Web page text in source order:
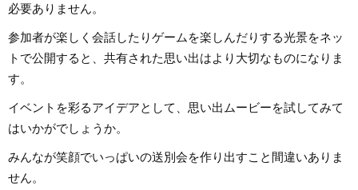
必要ありません。
参加者が楽しく会話したりゲームを楽しんだりする光景をネッ
トで公開すると、共有された思い出はより大切なものになりま
す。
イベントを彩るアイデアとして、思い出ムービーを試してみて
はいかがでしょうか。
みんなが笑顔でいっぱいの送別会を作り出すこと間違いありま
せん。